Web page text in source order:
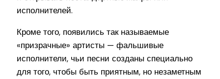
исполнителей.
Кроме того, появились так называемые
«призрачные» артисты — фальшивые
исполнители, чьи песни созданы специально
для того, чтобы быть приятным, но незаметным